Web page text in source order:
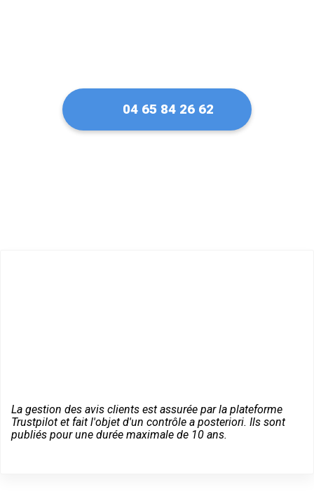
04 65 84 26 62
La gestion des avis clients est assurée par la plateforme
Trustpilot et fait l'objet d'un contrôle a posteriori. Ils sont
publiés pour une durée maximale de 10 ans.